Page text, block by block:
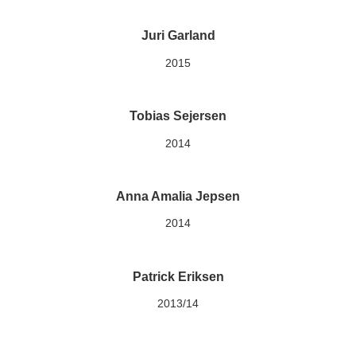
Juri Garland
2015
Tobias Sejersen
2014
Anna Amalia Jepsen
2014
Patrick Eriksen
2013/14